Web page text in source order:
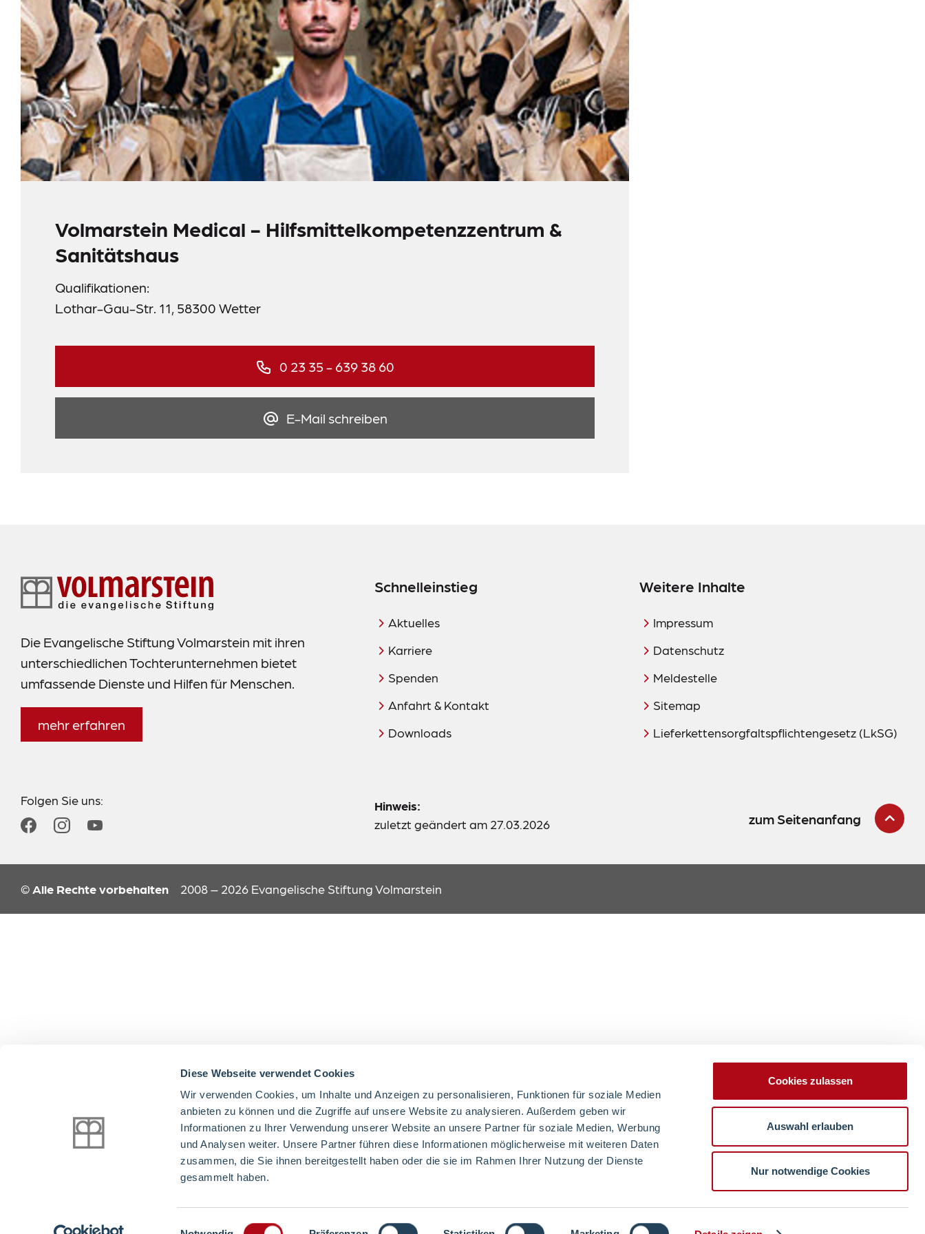
Diese Webseite verwendet Cookies
Wir verwenden Cookies, um Inhalte und Anzeigen zu personalisieren, Funktionen für soziale Medien
anbieten zu können und die Zugriffe auf unsere Website zu analysieren. Außerdem geben wir
Informationen zu Ihrer Verwendung unserer Website an unsere Partner für soziale Medien, Werbung
und Analysen weiter. Unsere Partner führen diese Informationen möglicherweise mit weiteren Daten
zusammen, die Sie ihnen bereitgestellt haben oder die sie im Rahmen Ihrer Nutzung der Dienste
gesammelt haben.
Einwilligungsauswahl
Cookies zulassen
Auswahl erlauben
Nur notwendige Cookies
Meldestelle
Sitemap
Volmarstein Medical - Hilfsmittelkompetenzzentrum &
Sanitätshaus
Qualifikationen:
Lothar-Gau-Str. 11, 58300 Wetter
0 23 35 - 639 38 60
E-Mail schreiben
Footer-
Navigation
Die Evangelische Stiftung Volmarstein mit ihren
unterschiedlichen Tochterunternehmen bietet
umfassende Dienste und Hilfen für Menschen.
mehr erfahren
Schnelleinstieg
Aktuelles
Karriere
Spenden
Anfahrt & Kontakt
Downloads
Weitere Inhalte
Impressum
Datenschutz
Meldestelle
Sitemap
Lieferkettensorgfaltspflichtengesetz (LkSG)
Folgen Sie uns:
Hinweis:
zuletzt geändert am 27.03.2026
zum Seitenanfang
© Alle Rechte vorbehalten 2008 – 2026 Evangelische Stiftung Volmarstein